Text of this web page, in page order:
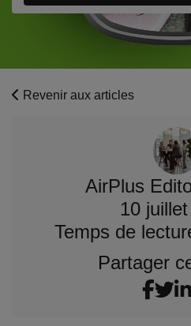
Revenir aux articles
AirPlus
10
Temps de
Partager